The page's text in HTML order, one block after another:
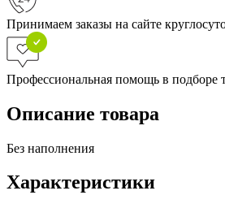
Принимаем заказы на сайте
Профессиональная помощь в подборе
Описание товара
Без наполнения
Характеристики